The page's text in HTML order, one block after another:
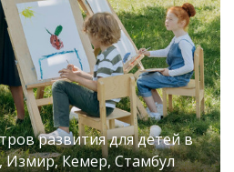
развития для детей в
Измир, Кемер, Стамбул